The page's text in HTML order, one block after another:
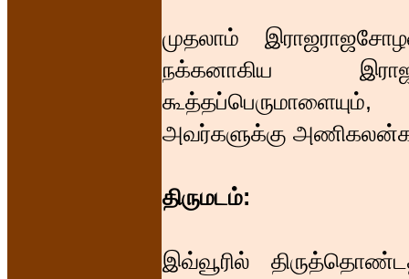
முதலாம்
நக்கனாகிய
அவர்களுக்கு
திருமடம்:
இவ்வூரில்